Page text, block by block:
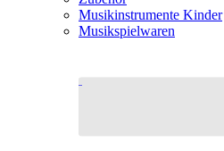
Musikinstrumente Kinder
Musikspielwaren